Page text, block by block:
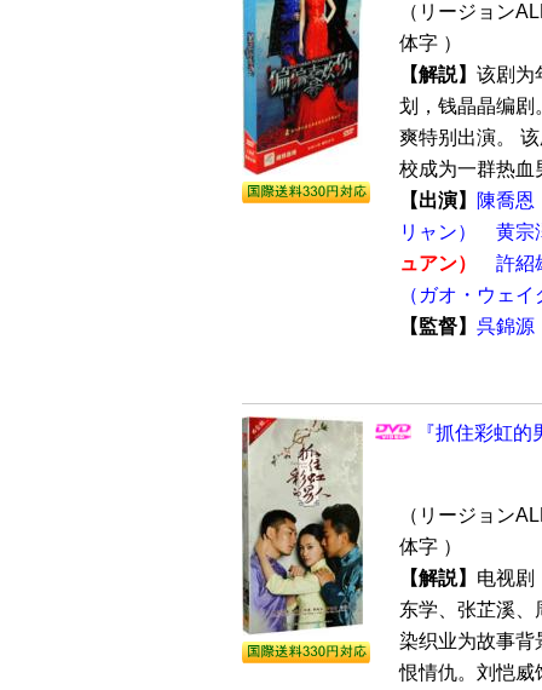
（リージョン
体字 ）
【解説】 该剧为
划，钱晶晶编剧
爽特别出演。
校成为一群热血
【出演】
陳喬恩
リャン）
黄宗
ュアン）
許紹
（ガオ・ウェ
【監督】 呉錦源
『抓住彩虹
（リージョン
体字 ）
【解説】 电视剧
东学、张芷溪、
染织业为故事背
恨情仇。刘恺威